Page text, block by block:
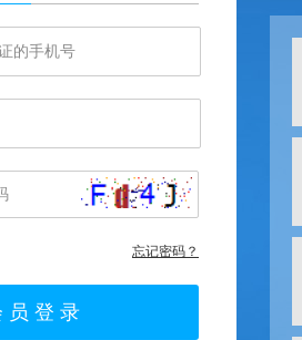
忘记密码？